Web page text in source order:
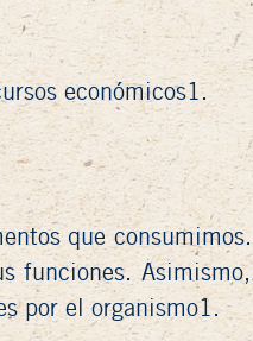
económicos1.
que
funciones.
por el organismo1.